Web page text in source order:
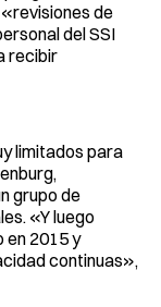
de
del SSI
recibir
limitados para
grupo de
«Y luego
en 2015 y
continuas»,